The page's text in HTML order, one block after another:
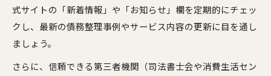
式サイトの「新着情報」や「お知らせ」欄を定期的にチェッ
クし、最新の債務整理事例やサービス内容の更新に目を通し
ましょう。
さらに、信頼できる第三者機関（司法書士会や消費生活セン